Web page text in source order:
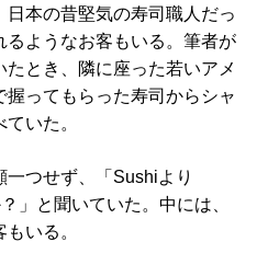
本の昔堅気の寿司職人だっ
ようなお客もいる。筆者が
とき、隣に座った若いアメ
ってもらった寿司からシャ
いた。
つせず、「Sushiより
」と聞いていた。中には、
いる。